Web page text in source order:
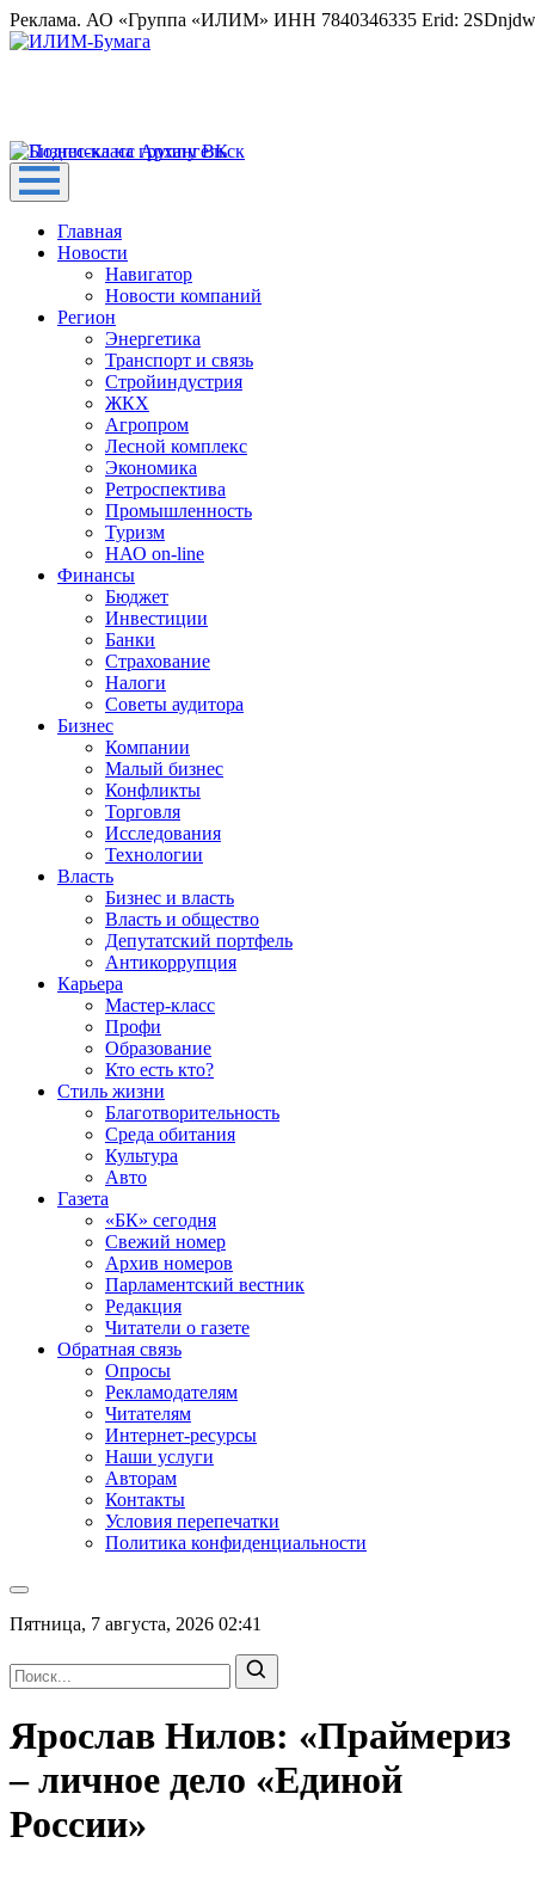
Реклама. АО «Группа «ИЛИМ» ИНН 7840346335 Erid:
Главная
Новости
Навигатор
Новости компаний
Регион
Энергетика
Транспорт и связь
Стройиндустрия
ЖКХ
Агропром
Лесной комплекс
Экономика
Ретроспектива
Промышленность
Туризм
НАО on-line
Финансы
Бюджет
Инвестиции
Банки
Страхование
Налоги
Советы аудитора
Бизнес
Компании
Малый бизнес
Конфликты
Торговля
Исследования
Технологии
Власть
Бизнес и власть
Власть и общество
Депутатский портфель
Антикоррупция
Карьера
Мастер-класс
Профи
Образование
Кто есть кто?
Стиль жизни
Благотворительность
Среда обитания
Культура
Авто
Газета
«БК» сегодня
Свежий номер
Архив номеров
Парламентский вестник
Редакция
Читатели о газете
Обратная связь
Опросы
Рекламодателям
Читателям
Интернет-ресурсы
Наши услуги
Авторам
Контакты
Условия перепечатки
Политика конфиденциальности
Пятница, 7 августа, 2026 02:41
Ярослав Нилов: «Праймериз
– личное дело «Единой
России»